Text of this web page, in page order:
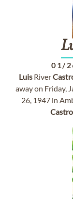
01/
LuisRiver
away on Friday,
26, 1947 in
Castro